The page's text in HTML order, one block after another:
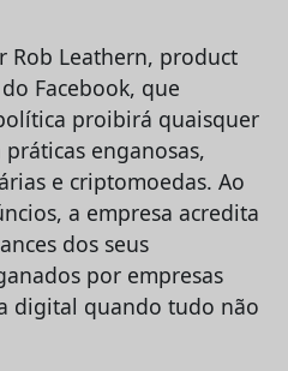
Rob Leathern, product
Facebook, que
proibirá quaisquer
enganosas,
e criptomoedas. Ao
a empresa acredita
dos seus
por empresas
digital quando tudo não